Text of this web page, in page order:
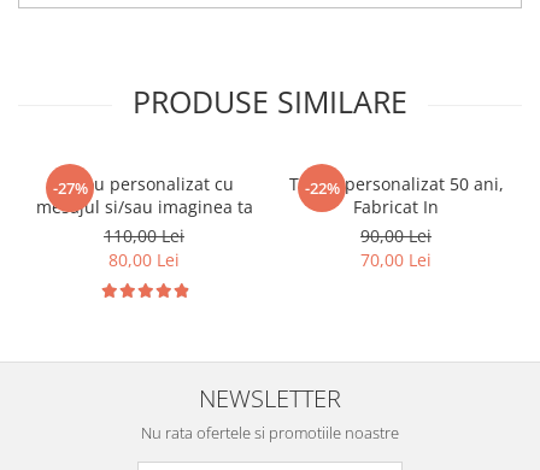
PRODUSE SIMILARE
-27%
Tricou personalizat cu
mesajul si/sau imaginea ta
110,00 Lei
80,00 Lei
-22%
Tricou personalizat 50 ani,
Fabricat In
90,00 Lei
70,00 Lei
NEWSLETTER
Nu rata ofertele si promotiile noastre